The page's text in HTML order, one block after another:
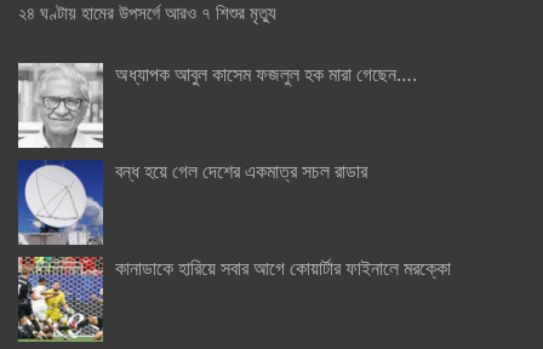
২৪ ঘণ্টায় হামের উপসর্গে আরও ৭ শিশুর মৃত্যু
অধ্যাপক আবুল কাসেম ফজলুল হক মারা গেছেন….
বন্ধ হয়ে গেল দেশের একমাত্র সচল রাডার
কানাডাকে হারিয়ে সবার আগে কোয়ার্টার ফাইনালে মরক্কো